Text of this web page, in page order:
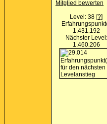
Mitglied bewerten
Level: 38 [?]
1.431.192
Nächster Level:
1.460.206